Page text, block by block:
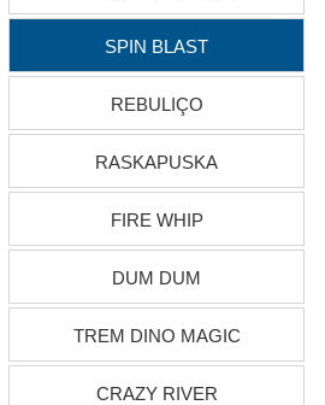
SPIN BLAST
REBULIÇO
RASKAPUSKA
FIRE WHIP
DUM DUM
TREM DINO MAGIC
CRAZY RIVER